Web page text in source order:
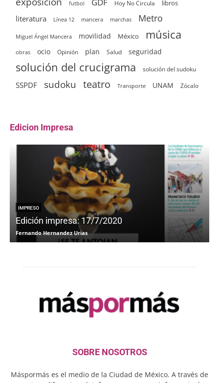
futbol Hoy No Circula libros
literatura Línea 12 mancera marchas Metro
Miguel Ángel Mancera movilidad México música
obras ocio Opinión plan Salud seguridad
solución del crucigrama solución del sudoku
SSPDF sudoku teatro Transporte UNAM Zócalo
Edicion Impresa
IMPRESO
Edición impresa: 17/7/2020
Fernando Hernandez Urias
SOBRE NOSOTROS
Máspormás es el medio de la Ciudad de México. A través de